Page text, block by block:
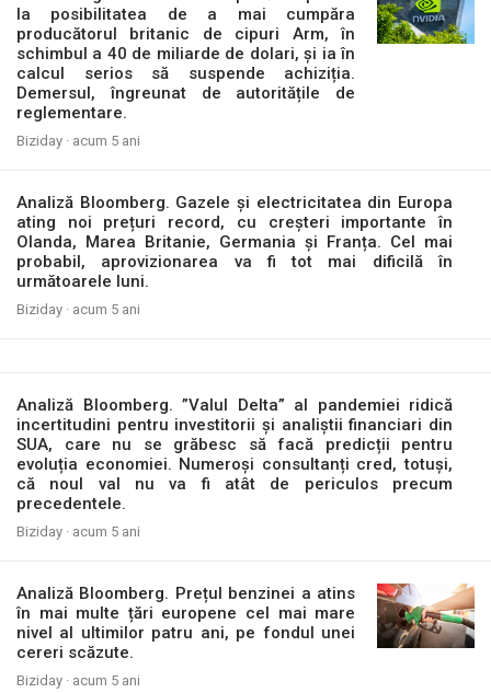
la posibilitatea de a mai cumpăra
producătorul britanic de cipuri Arm, în
schimbul a 40 de miliarde de dolari, și ia în
calcul serios să suspende achiziția.
Demersul, îngreunat de autoritățile de
reglementare.
Biziday · acum 5 ani
Analiză Bloomberg. Gazele și electricitatea din Europa
ating noi prețuri record, cu creșteri importante în
Olanda, Marea Britanie, Germania și Franța. Cel mai
probabil, aprovizionarea va fi tot mai dificilă în
următoarele luni.
Biziday · acum 5 ani
Analiză Bloomberg. ”Valul Delta” al pandemiei ridică
incertitudini pentru investitorii și analiștii financiari din
SUA, care nu se grăbesc să facă predicții pentru
evoluția economiei. Numeroși consultanți cred, totuși,
că noul val nu va fi atât de periculos precum
precedentele.
Biziday · acum 5 ani
Analiză Bloomberg. Prețul benzinei a atins
în mai multe țări europene cel mai mare
nivel al ultimilor patru ani, pe fondul unei
cereri scăzute.
Biziday · acum 5 ani